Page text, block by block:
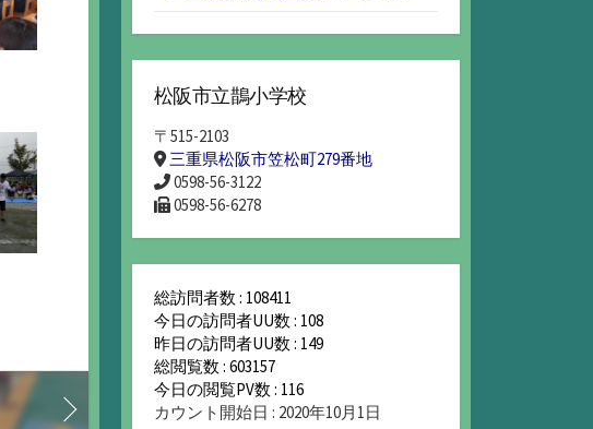
松阪市立鵲小学校
〒515-2103
三重県松阪市笠松町279番地
0598-56-3122
0598-56-6278
総訪問者数 : 108411
今日の訪問者UU数 : 108
昨日の訪問者UU数 : 149
総閲覧数 : 603157
今日の閲覧PV数 : 116
カウント開始日 : 2020年10月1日